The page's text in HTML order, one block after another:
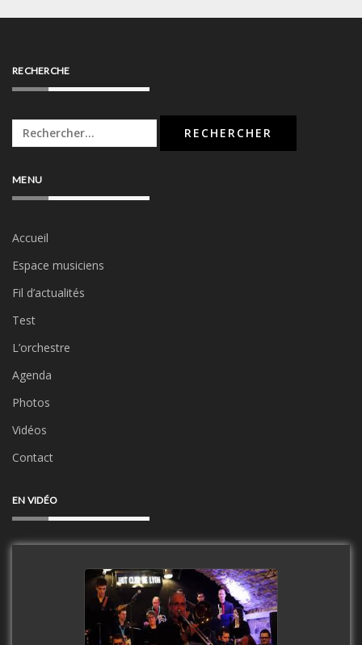
RECHERCHE
Rechercher :
MENU
Accueil
Espace musiciens
Fil d’actualités
Test
L’orchestre
Agenda
Photos
Vidéos
Contact
EN VIDÉO
Clip Only Big Band 2019
watch video